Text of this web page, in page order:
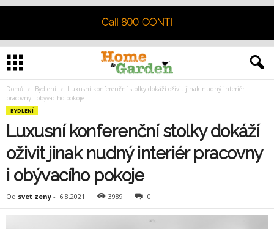
Domů Bydlení
Luxusní konferenční stolky dokáží oživit jinak nudný interiér
pracovny i obývacího pokoje
BYDLENÍ
Luxusní konferenční stolky dokáží
oživit jinak nudný interiér pracovny
i obývacího pokoje
Od svet zeny - 6.8.2021 3989 0